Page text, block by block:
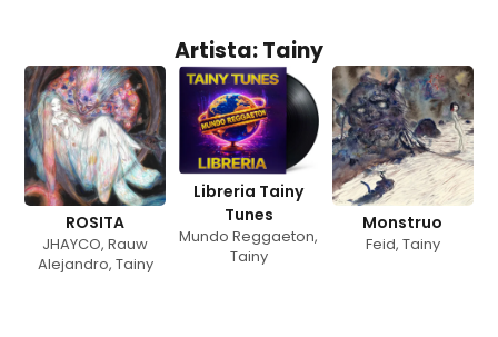
Artista: Tainy
ROSITA
JHAYCO,Rauw
Alejandro, Tainy
Libreria Tainy
Tunes
Mundo Reggaeton,
Tainy
Monstruo
Feid, Tainy